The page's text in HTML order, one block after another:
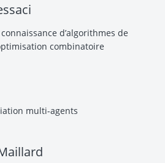
d’algorithmes de
combinatoire
multi-agents